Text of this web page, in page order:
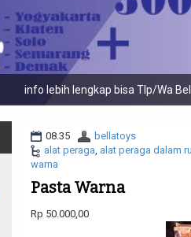
Banyak macam jenis
08.35
bellatoys
alat peraga, alat peraga dalam
warna
Pasta Warna
Rp 50.000,00